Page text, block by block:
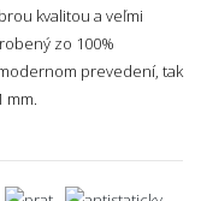
kvalitou a veľmi
zo 100%
prevedení, tak
mm.